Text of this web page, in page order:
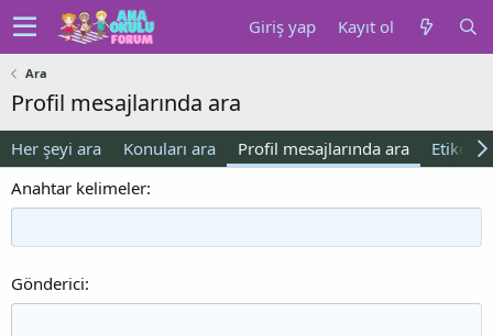
Giriş yap Kayıt ol
Ara
Profil mesajlarında ara
Her şeyi ara Konuları ara Profil mesajlarında ara
Anahtar kelimeler
Gönderici